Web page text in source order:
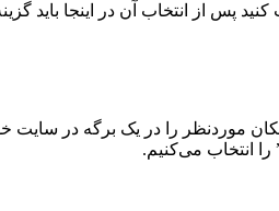
پس از انتخاب آن در اینجا باید
موردنظر را در یک برگه در سایت